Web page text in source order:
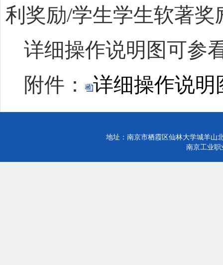
利奖励/学生学生软著奖
详细操作说明图可参
附件：
详细操作说明
地址：南京市栖霞区仙林大学城羊山
南京工业职